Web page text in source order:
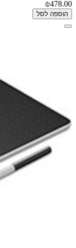
₪478.00
הוספה לסל